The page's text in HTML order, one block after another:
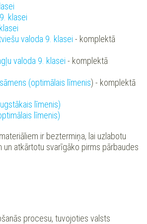
klasei
valoda 9. klasei - komplektā
valoda 9. klasei - komplektā
(optimālais līmenis) - komplektā
līmenis)
līmenis)
ir beztermiņa, lai uzlabotu
un atkārtotu svarīgāko pirms pārbaudes
procesu, tuvojoties valsts